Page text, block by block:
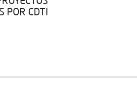
POR CDTI